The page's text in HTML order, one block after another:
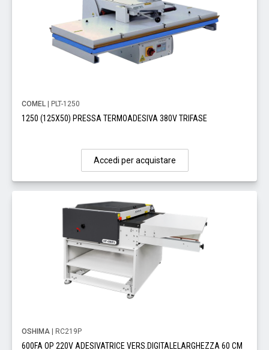
COMEL | PLT-1250
1250 (125X50) PRESSA TERMOADESIVA 380V TRIFASE
Accedi per acquistare
OSHIMA | RC219P
600FA OP 220V ADESIVATRICE VERS.DIGITALELARGHEZZA 60 CM